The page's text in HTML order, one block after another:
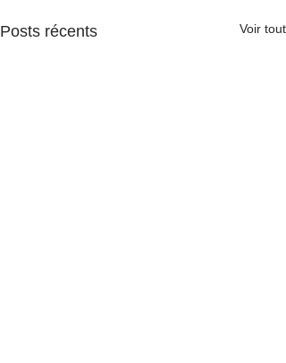
Posts récents Voir tout